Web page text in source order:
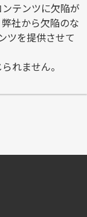
テンツに欠陥が
社から欠陥のな
ツを提供させて
れません。